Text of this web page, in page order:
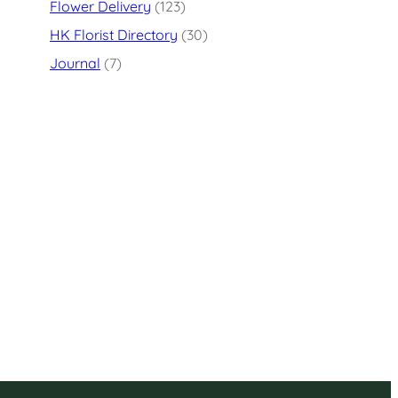
Flower Delivery (123)
HK Florist Directory (30)
Journal (7)